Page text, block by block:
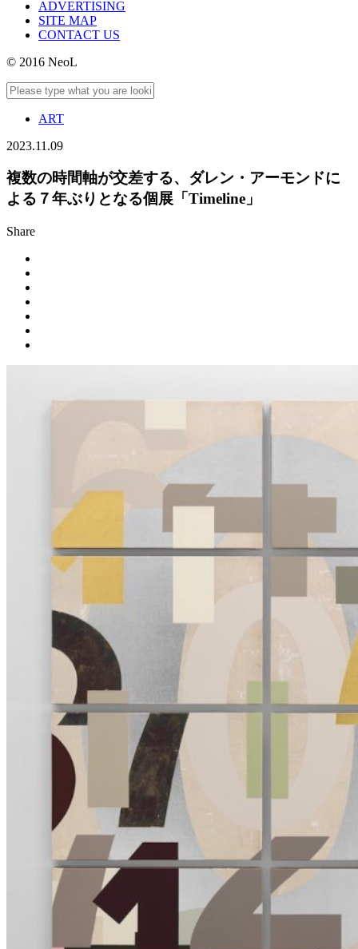
ADVERTISING
SITE MAP
CONTACT US
© 2016 NeoL
ART
2023.11.09
複数の時間軸が交差する、ダレン・アーモンドに
よる７年ぶりとなる個展「Timeline」
Share